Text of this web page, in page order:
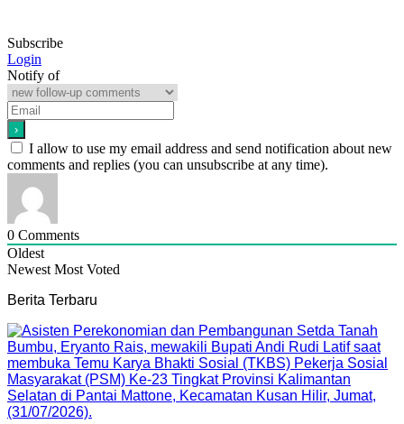
Subscribe
Login
Notify of
I allow to use my email address and send notification about new
comments and replies (you can unsubscribe at any time).
0 Comments
Oldest
Newest Most Voted
Berita Terbaru